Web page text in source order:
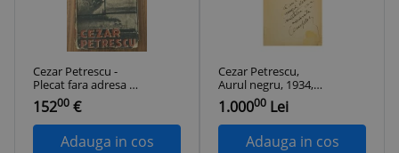
Cezar Petrescu -
Plecat fara adresa -
dedicatie autograf -
editia 1
15200 €
Adauga in cos
Cezar Petrescu,
Aurul negru, 1934,
cu dedicație către
Matei Gheorghiu
1.00000 Lei
Adauga in cos